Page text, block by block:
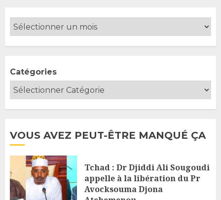
Catégories
VOUS AVEZ PEUT-ÊTRE MANQUÉ ÇA
Tchad : Dr Djiddi Ali Sougoudi
appelle à la libération du Pr
Avocksouma Djona